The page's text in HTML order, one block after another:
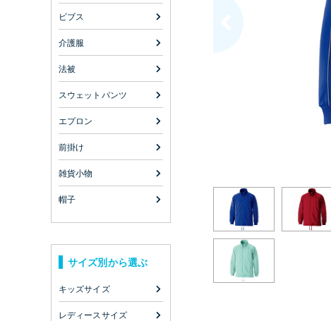
ビブス
介護服
法被
スウェットパンツ
エプロン
前掛け
雑貨小物
帽子
サイズ別から選ぶ
キッズサイズ
レディースサイズ